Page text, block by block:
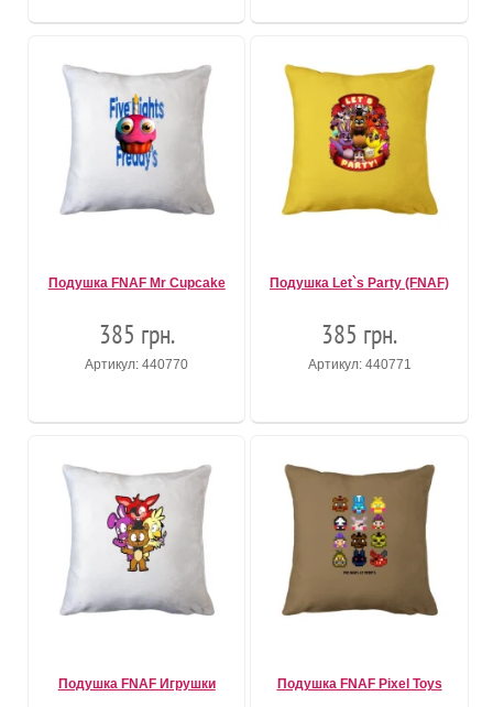
Подушка FNAF Mr Cupcake
385 грн.
Артикул: 440770
Подушка Let`s Party (FNAF)
385 грн.
Артикул: 440771
Подушка FNAF Игрушки Подушка FNAF Pixel Toys